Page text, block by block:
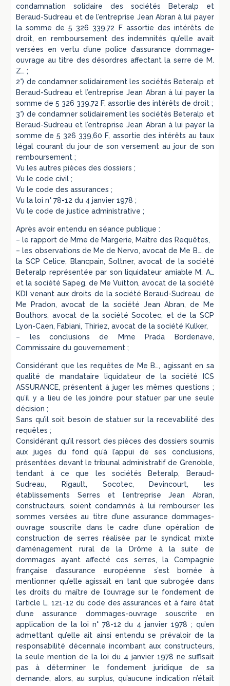
condamnation solidaire des sociétés Beteralp et
Beraud-Sudreau et de l’entreprise Jean Abran à lui payer
la somme de 5 326 339,72 F assortie des intérêts de
droit, en remboursement des indemnités qu’elle avait
versées en vertu d’une police d’assurance dommage-
ouvrage au titre des désordres affectant la serre de M.
Z… ;
2°) de condamner solidairement les sociétés Beteralp et
Beraud-Sudreau et l’entreprise Jean Abran à lui payer la
somme de 5 326 339,72 F, assortie des intérêts de droit ;
3°) de condamner solidairement les sociétés Beteralp et
Beraud-Sudreau et l’entreprise Jean Abran à lui payer la
somme de 5 326 339,60 F, assortie des intérêts au taux
légal courant du jour de son versement au jour de son
remboursement ;
Vu les autres pièces des dossiers ;
Vu le code civil ;
Vu le code des assurances ;
Vu la loi n° 78-12 du 4 janvier 1978 ;
Vu le code de justice administrative ;
Après avoir entendu en séance publique :
– le rapport de Mme de Margerie, Maître des Requêtes,
– les observations de Me de Nervo, avocat de Me B…, de
la SCP Celice, Blancpain, Soltner, avocat de la société
Beteralp représentée par son liquidateur amiable M. A…
et la société Sapeg, de Me Vuitton, avocat de la société
KDI venant aux droits de la société Beraud-Sudreau, de
Me Pradon, avocat de la société Jean Abran, de Me
Bouthors, avocat de la société Socotec, et de la SCP
Lyon-Caen, Fabiani, Thiriez, avocat de la société Kulker,
– les conclusions de Mme Prada Bordenave,
Commissaire du gouvernement ;
Considérant que les requêtes de Me B…, agissant en sa
qualité de mandataire liquidateur de la société ICS
ASSURANCE, présentent à juger les mêmes questions ;
qu’il y a lieu de les joindre pour statuer par une seule
décision ;
Sans qu’il soit besoin de statuer sur la recevabilité des
requêtes ;
Considérant qu’il ressort des pièces des dossiers soumis
aux juges du fond qu’à l’appui de ses conclusions,
présentées devant le tribunal administratif de Grenoble,
tendant à ce que les sociétés Beteralp, Beraud-
Sudreau, Rigault, Socotec, Devincourt, les
établissements Serres et l’entreprise Jean Abran,
constructeurs, soient condamnés à lui rembourser les
sommes versées au titre d’une assurance dommages-
ouvrage souscrite dans le cadre d’une opération de
construction de serres réalisée par le syndicat mixte
d’aménagement rural de la Drôme à la suite de
dommages ayant affecté ces serres, la Compagnie
française d’assurance européenne s’est bornée à
mentionner qu’elle agissait en tant que subrogée dans
les droits du maître de l’ouvrage sur le fondement de
l’article L. 121-12 du code des assurances et à faire état
d’une assurance dommages-ouvrage souscrite en
application de la loi n° 78-12 du 4 janvier 1978 ; qu’en
admettant qu’elle ait ainsi entendu se prévaloir de la
responsabilité décennale incombant aux constructeurs,
la seule mention de la loi du 4 janvier 1978 ne suffisait
pas à déterminer le fondement juridique de sa
demande, alors, au surplus, qu’aucune indication n’était